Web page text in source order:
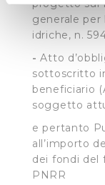
attivamente
(impronte
Approfondisci
e imposta le tue
modificare o
dalla
Utilizziamo dei
fruibile il sito
progetto sul
generale
idriche, n.
-Atto
sottoscritto
beneficiario
soggetto
e pertanto
all’importo
dei fondi del
PNRR